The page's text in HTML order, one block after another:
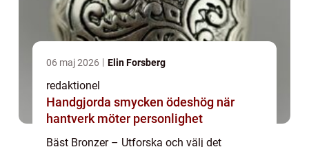
06 maj 2026 Elin Forsberg
redaktionel
Handgjorda smycken ödeshög när
hantverk möter personlighet
Bäst Bronzer – Utforska och välj det